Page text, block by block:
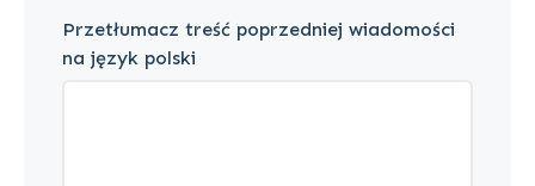
Przetłumacz treść poprzedniej wiadomości
na język polski